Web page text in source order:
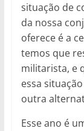
situação de
da nossa
oferece é a
temos que
militarista, e
essa
outra
Esse ano é